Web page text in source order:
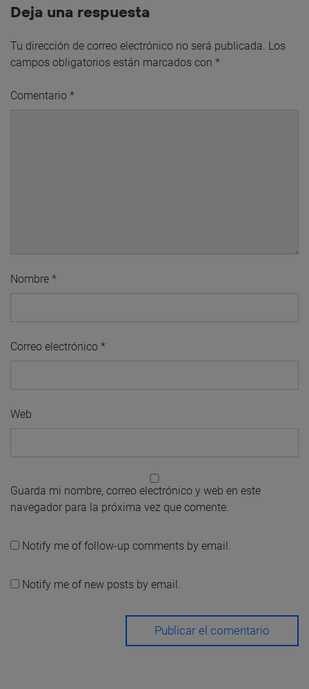
Deja una respuesta
Tu dirección de correo electrónico no será publicada. Los
campos obligatorios están marcados con *
Comentario *
Nombre *
Correo electrónico *
Web
Guarda mi nombre, correo electrónico y web en este
navegador para la próxima vez que comente.
Notify me of follow-up comments by email.
Notify me of new posts by email.